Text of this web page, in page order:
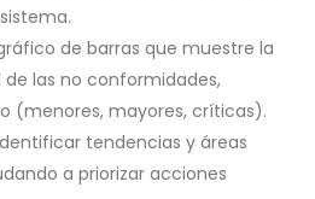
de barras que muestre la
las no conformidades,
(menores, mayores, críticas).
tendencias y áreas
a priorizar acciones